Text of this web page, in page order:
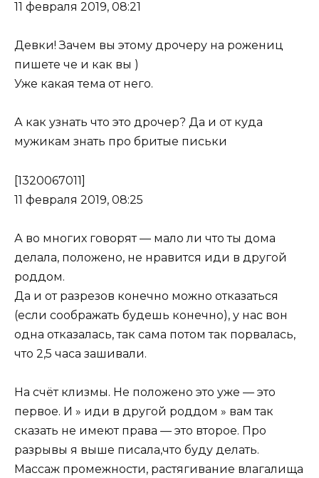
11 февраля 2019, 08:21
Девки! Зачем вы этому дрочеру на рожениц
пишете че и как вы )
Уже какая тема от него.
А как узнать что это дрочер? Да и от куда
мужикам знать про бритые письки
[1320067011]
11 февраля 2019, 08:25
А во многих говорят — мало ли что ты дома
делала, положено, не нравится иди в другой
роддом.
Да и от разрезов конечно можно отказаться
(если соображать будешь конечно), у нас вон
одна отказалась, так сама потом так порвалась,
что 2,5 часа зашивали.
На счёт клизмы. Не положено это уже — это
первое. И » иди в другой роддом » вам так
сказать не имеют права — это второе. Про
разрывы я выше писала,что буду делать.
Массаж промежности, растягивание влагалища